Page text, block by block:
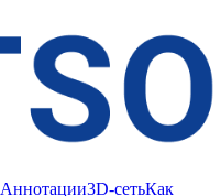
Аннотации3D-сетьКак